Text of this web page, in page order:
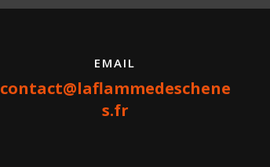
EMAIL
contact@laflammedeschene
s.fr